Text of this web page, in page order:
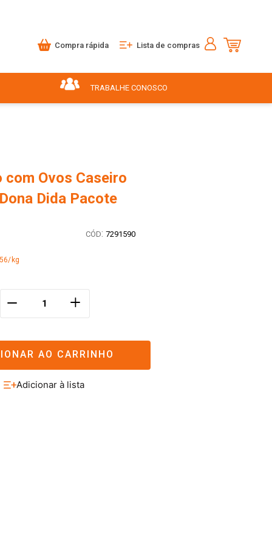
Compra rápida Lista de compras
TRABALHE CONOSCO
com Ovos Caseiro
Dida Pacote
: 7291590
kg
＋
AO CARRINHO